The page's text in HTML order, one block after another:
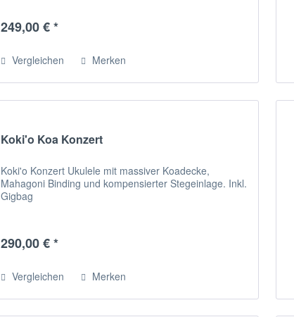
249,00 € *
Vergleichen Merken
Koki'o Koa Konzert
Koki'o Konzert Ukulele mit massiver Koadecke,
Mahagoni Binding und kompensierter Stegeinlage. Inkl.
Gigbag
290,00 € *
Vergleichen Merken